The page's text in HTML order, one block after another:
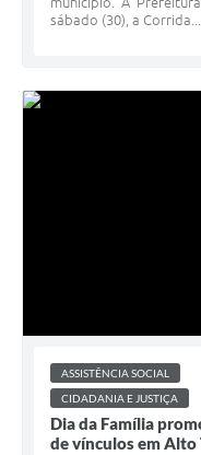
sábado (30), a Corrida...
ASSISTÊNCIA SOCIAL
CIDADANIA E JUSTIÇA
Dia da Família
de vínculos em Alto